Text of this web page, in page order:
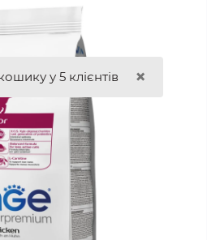
у 5 клієнтів ×